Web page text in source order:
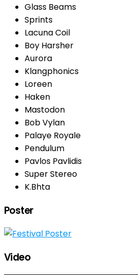
Glass Beams
Sprints
Lacuna Coil
Boy Harsher
Aurora
Klangphonics
Loreen
Haken
Mastodon
Bob Vylan
Palaye Royale
Pendulum
Pavlos Pavlidis
Super Stereo
K.Bhta
Poster
Video